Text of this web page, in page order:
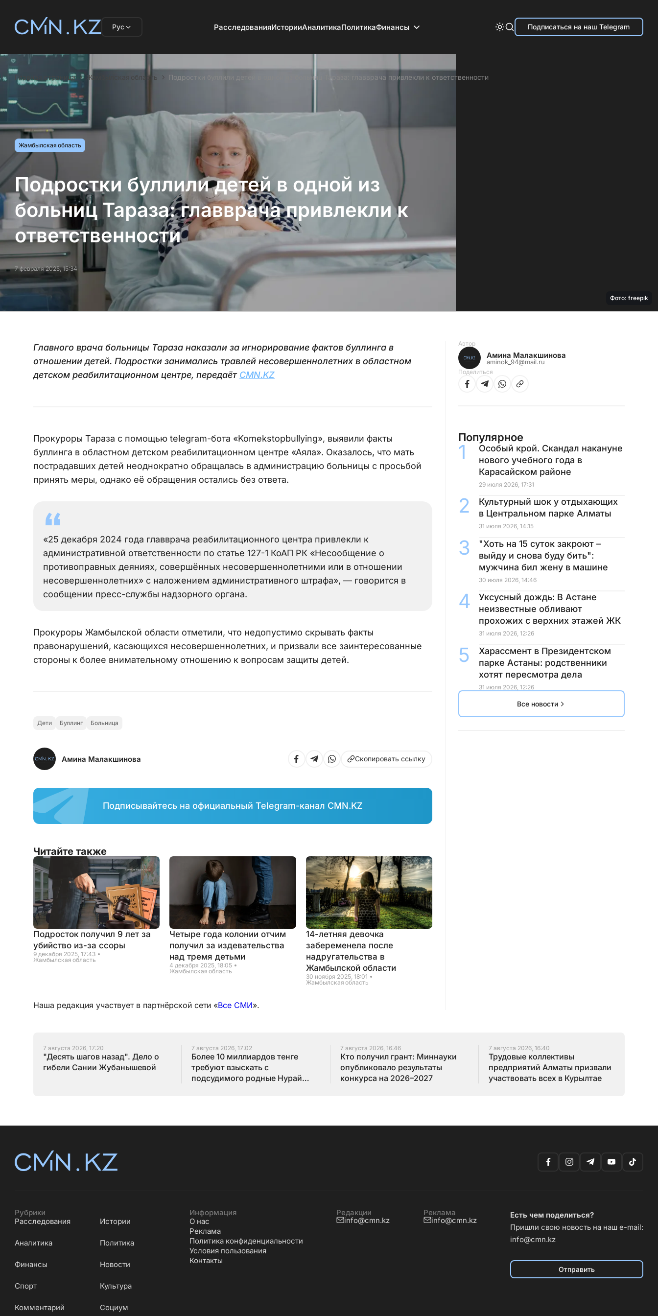
Рус РасследованияИсторииАналитикаПолитикаФинансы Подписаться на наш Telegram
Главная страница Жамбылская область Подростки буллили детей в одной из больниц Тараза: главврача привлекли к ответственности
Жамбылская область
Подростки буллили детей в одной из
больниц Тараза: главврача привлекли к
ответственности
7 февраля 2025, 15:34
Фото: freepik
Главного врача больницы Тараза наказали за игнорирование фактов буллинга в
отношении детей. Подростки занимались травлей несовершеннолетних в областном
детском реабилитационном центре, передаёт CMN.KZ
Прокуроры Тараза с помощью telegram-бота «Komekstopbullying», выявили факты
буллинга в областном детском реабилитационном центре «Аяла». Оказалось, что мать
пострадавших детей неоднократно обращалась в администрацию больницы с просьбой
принять меры, однако её обращения остались без ответа.
«25 декабря 2024 года главврача реабилитационного центра привлекли к
административной ответственности по статье 127-1 КоАП РК «Несообщение о
противоправных деяниях, совершённых несовершеннолетними или в отношении
несовершеннолетних» с наложением административного штрафа», — говорится в
сообщении пресс-службы надзорного органа.
Прокуроры Жамбылской области отметили, что недопустимо скрывать факты
правонарушений, касающихся несовершеннолетних, и призвали все заинтересованные
стороны к более внимательному отношению к вопросам защиты детей.
Дети Буллинг Больница
Амина Малакшинова Скопировать ссылку
Подписывайтесь на официальный Telegram-канал CMN.KZ
Читайте также
Подросток получил 9 лет за
убийство из-за ссоры
9 декабря 2025, 17:43
Жамбылская область
Четыре года колонии отчим
получил за издевательства
над тремя детьми
4 декабря 2025, 18:05
Жамбылская область
14-летняя девочка
забеременела после
надругательства в
Жамбылской области
30 ноября 2025, 18:01
Жамбылская область
Наша редакция участвует в партнёрской сети «Все СМИ».
Автор
Амина Малакшинова
aminok_94@mail.ru
Поделиться
Популярное
Особый крой. Скандал накануне
нового учебного года в
Карасайском районе
29 июля 2026, 17:31
Культурный шок у отдыхающих
в Центральном парке Алматы
31 июля 2026, 14:15
"Хоть на 15 суток закроют –
выйду и снова буду бить":
мужчина бил жену в машине
30 июля 2026, 14:46
Уксусный дождь: В Астане
неизвестные обливают
прохожих с верхних этажей ЖК
31 июля 2026, 12:26
Харассмент в Президентском
парке Астаны: родственники
хотят пересмотра дела
31 июля 2026, 12:26
Все новости
7 августа 2026, 17:20
"Десять шагов назад". Дело о
гибели Сании Жубанышевой
7 августа 2026, 17:02
Более 10 миллиардов тенге
требуют взыскать с
подсудимого родные Нурай
7 августа 2026, 16:46
Кто получил грант: Миннауки
опубликовало результаты
конкурса на 2026–2027
7 августа 2026, 16:40
Трудовые коллективы
предприятий Алматы призвали
участвовать всех в Курылтае
Рубрики
Расследования
Истории
Аналитика Политика
Финансы Новости
Cпорт Культура
Комментарий Социум
Информация
О нас
Реклама
Политика конфиденциальности
Условия пользования
Контакты
Редакции
info@cmn.kz
Реклама
info@cmn.kz
Есть чем поделиться?
Пришли свою новость на наш e-mail:
info@cmn.kz
Отправить